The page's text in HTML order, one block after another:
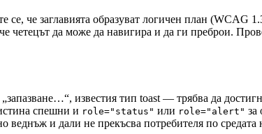
че заглавията образуват логичен план (WCAG
четецът да може да навигира и да ги преброи.
известия тип toast — трябва да
спешни и role="status" или role="alert" за
веднъж и дали не прекъсва потребителя по